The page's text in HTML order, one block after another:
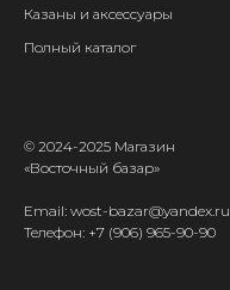
Казаны и аксессуары
Полный каталог
© 2024-2025 Магазин
«Восточный базар»
Email: wost-bazar@yandex.ru
Телефон: +7 (906) 965-90-90